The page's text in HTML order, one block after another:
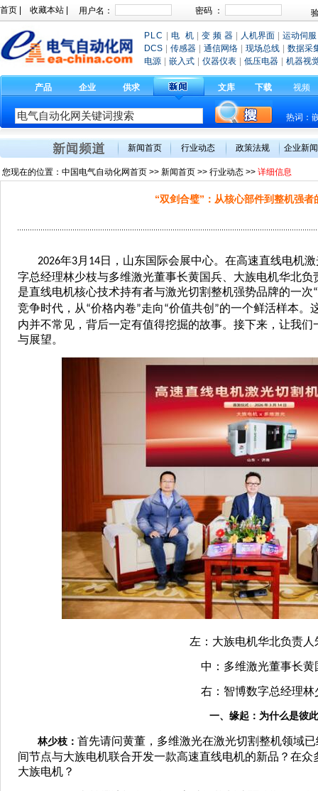
首页 收藏本站
PLC 电 机 变 频 器 人机界面
运动伺服
DCS
传感器 通信网络 现场总线
数据采
电源
嵌入式 仪器仪表 低压电器 机器视
产品 企业 供求 文库 下载 视频
热词：
新闻首页 行业动态 政策法规 企业新闻
您现在的位置： 中国电气自动化网首页 >> 新闻首页 >> 行业动态 >> 详细信息
“双剑合璧”：从核心部件到整机强者
2026年3月 14日，山东国际会展中心。在高速直线电机
字总经理林少枝与多维激光董事长黄国兵、大族电机华北
是直线电机核心技术持有者与激光切割整机强势品牌的一次“
竞争时代，从“价格内卷”走向“价值共创 ”的一个鲜活样本。
内并不常见，背后一定有值得挖掘的故事。接下来，让我
与展望。
左：大族电机华北负责人
中：多维激光董事长黄
右：智博数字总经理林
一、缘起：为什么是彼
林少枝： 首先请问黄董，多维激光在激光切割整机领域
间节点与大族电机联合开发一款高速直线电机的新品？在
大族电机？